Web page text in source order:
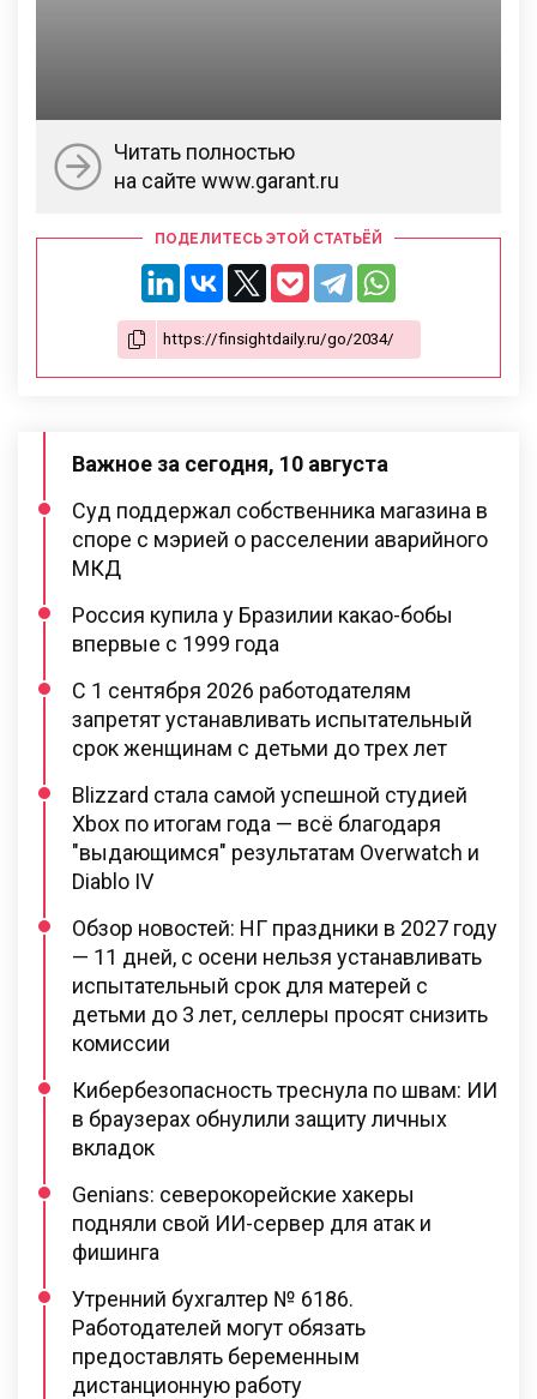
Читать полностью
на сайте www.garant.ru
ПОДЕЛИТЕСЬ ЭТОЙ СТАТЬЁЙ
Важное за сегодня, 10 августа
Суд поддержал собственника магазина в
споре с мэрией о расселении аварийного
МКД
Россия купила у Бразилии какао-бобы
впервые с 1999 года
С 1 сентября 2026 работодателям
запретят устанавливать испытательный
срок женщинам с детьми до трех лет
Blizzard стала самой успешной студией
Xbox по итогам года — всё благодаря
"выдающимся" результатам Overwatch и
Diablo IV
Обзор новостей: НГ праздники в 2027 году
— 11 дней, с осени нельзя устанавливать
испытательный срок для матерей с
детьми до 3 лет, селлеры просят снизить
комиссии
Кибербезопасность треснула по швам: ИИ
в браузерах обнулили защиту личных
вкладок
Genians: северокорейские хакеры
подняли свой ИИ-сервер для атак и
фишинга
Утренний бухгалтер № 6186.
Работодателей могут обязать
предоставлять беременным
дистанционную работу